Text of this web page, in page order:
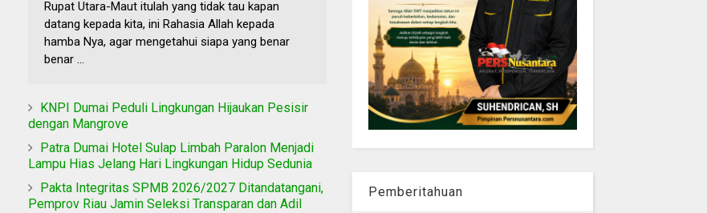
Rupat Utara-Maut itulah yang tidak tau kapan
datang kepada kita, ini Rahasia Allah kepada
hamba Nya, agar mengetahui siapa yang benar
benar ...
KNPI Dumai Peduli Lingkungan Hijaukan Pesisir
dengan Mangrove
Patra Dumai Hotel Sulap Limbah Paralon Menjadi
Lampu Hias Jelang Hari Lingkungan Hidup Sedunia
Pakta Integritas SPMB 2026/2027 Ditandatangani,
Pemprov Riau Jamin Seleksi Transparan dan Adil
Pemberitahuan